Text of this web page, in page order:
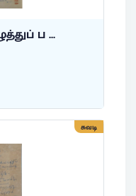
ப ...
சுவடி